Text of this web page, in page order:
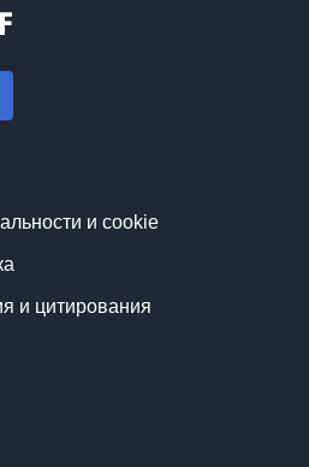
и cookie
и цитирования